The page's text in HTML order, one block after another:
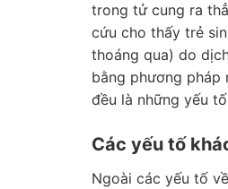
trong tử cung ra
cứu cho thấy trẻ
thoáng qua) do
bằng phương pháp
đều là những yếu
Các yếu tố
Ngoài các yếu tố